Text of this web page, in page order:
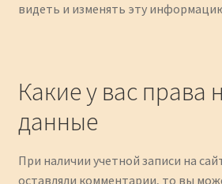
видеть и изменять эту
Какие у вас права
данные
При наличии учетной записи на
оставляли комментарии, то вы